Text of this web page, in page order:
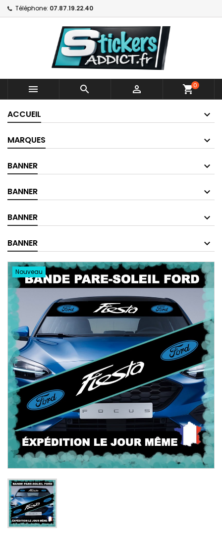
Téléphone: 07.87.19.22.40
   shopping_cart0
ACCUEIL
MARQUES
BANNER
BANNER
BANNER
BANNER
Nouveau